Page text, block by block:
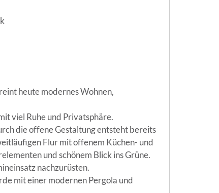
heute modernes Wohnen,
viel Ruhe und Privatsphäre.
die offene Gestaltung entsteht bereits
Flur mit offenem Küchen- und
und schönem Blick ins Grüne.
nachzurüsten.
mit einer modernen Pergola und